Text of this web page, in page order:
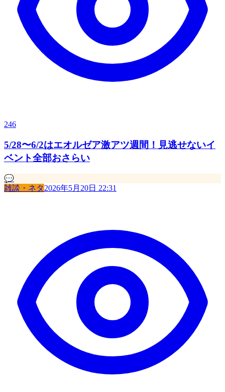
246
5/28〜6/2はエオルゼア激アツ週間！見逃せないイ
ベント全部おさらい
💬
雑談・ネタ2026年5月20日 22:31